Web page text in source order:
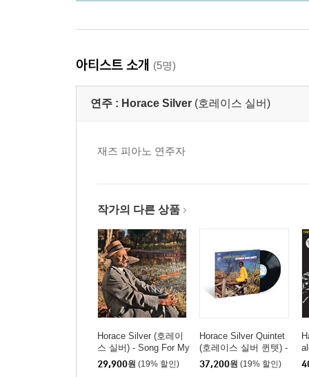
아티스트 소개 (5명)
연주 : Horace Silver (호레이스 실버)
재즈 피아노 연주자
작가의 다른 상품
Horace Silver (호레이
스 실버) - Song For My
Father [LP]
29,900원 (19% 할인)
Horace Silver Quintet
(호레이스 실버 퀸텟) -
Serenade To A Soul Si
ster [LP]
37,200원 (19% 할인)